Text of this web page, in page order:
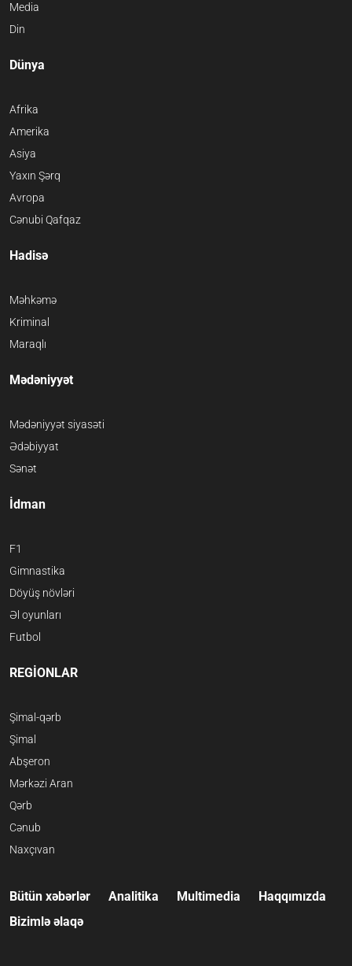
Media
Din
Dünya
Afrika
Amerika
Asiya
Yaxın Şərq
Avropa
Cənubi Qafqaz
Hadisə
Məhkəmə
Kriminal
Maraqlı
Mədəniyyət
Mədəniyyət siyasəti
Ədəbiyyat
Sənət
İdman
F1
Gimnastika
Döyüş növləri
Əl oyunları
Futbol
REGİONLAR
Şimal-qərb
Şimal
Abşeron
Mərkəzi Aran
Qərb
Cənub
Naxçıvan
Bütün xəbərlər Analitika Multimedia
Haqqımızda
Bizimlə əlaqə